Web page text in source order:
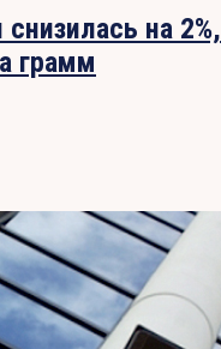
на 2%,
грамм